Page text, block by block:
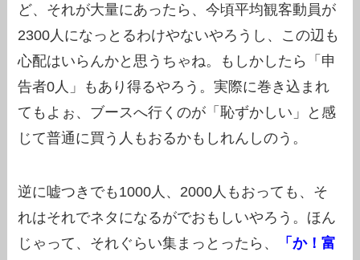
ど、それが大量にあったら、今頃平均観客動員が
2300人になっとるわけやないやろうし、この辺も
心配はいらんかと思うちゃね。もしかしたら「申
告者0人」もあり得るやろう。実際に巻き込まれ
てもよぉ、ブースへ行くのが「恥ずかしい」と感
じて普通に買う人もおるかもしれんしのう。
逆に嘘つきでも1000人、2000人もおっても、そ
れはそれでネタになるがでおもしいやろう。ほん
じゃって、それぐらい集まっとったら、
「か！富